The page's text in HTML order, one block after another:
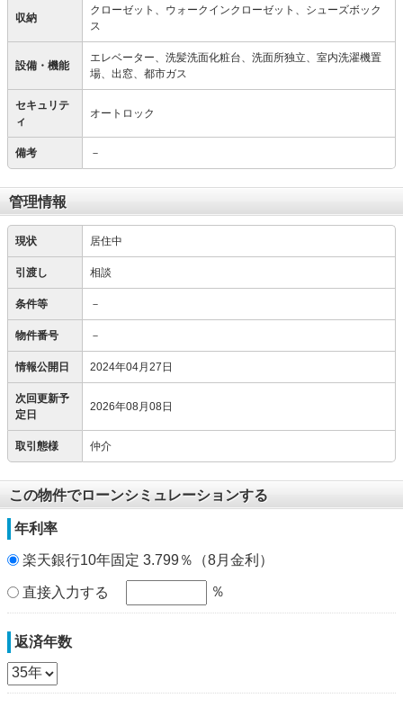
収納
クローゼット、ウォークインクローゼット、シューズボック
ス
設備・機能
エレベーター、洗髪洗面化粧台、洗面所独立、室内洗濯機置
場、出窓、都市ガス
セキュリテ
ィ
オートロック
備考 －
管理情報
現状 居住中
引渡し 相談
条件等 －
物件番号 －
情報公開日 2024年04月27日
次回更新予
定日
2026年08月08日
取引態様 仲介
この物件でローンシミュレーションする
年利率
楽天銀行10年固定 3.799％（8月金利）
直接入力する ％
返済年数